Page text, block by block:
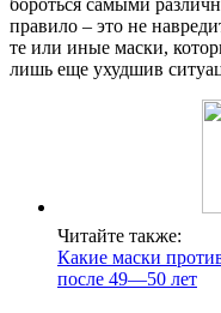
бороться самыми
правило – это не
те или иные маски,
лишь еще ухудшив
Читайте также:
Какие маски
после 49—50 лет